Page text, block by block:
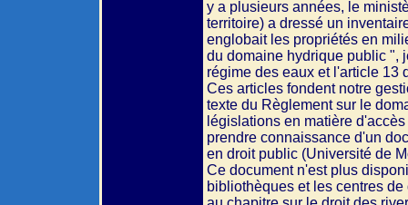
y a plusieurs années, le
territoire) a dressé un
englobait les propriétés en
du domaine hydrique public ",
régime des eaux et l'article 13
Ces articles fondent notre
texte du Règlement sur le
législations en matière
prendre connaissance d'un
en droit public (Université de
Ce document n'est plus
bibliothèques et les centres